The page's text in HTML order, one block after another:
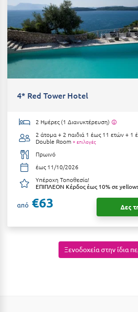
Ορεινή Αρκαδία
Ορεινή Ναυπακτία
Π
Πάλαιρος
Παξοί
Παραλία Λιτοχώρου
Παράλιο Άστρος
Πάργα
Παρνασσός
Πάρος
Πάτμος
4* Red Tower Hotel
2 Ημέρες (1 Διανυκτέρευση)
2 άτομα + 2 παιδιά 1 έως 11 ετών + 1
Double Room + επιλογές
Πρωινό
έως 11/10/2026
Υπέροχη Τοποθεσία!
ΕΠΙΠΛΕΟΝ Κέρδος έως 10% σε
από €63 Δες
Ξενοδοχεία στην ίδια